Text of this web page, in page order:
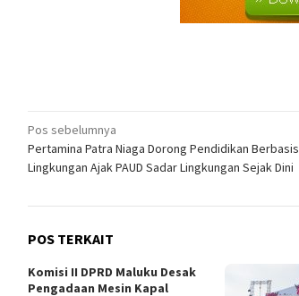
Navigasi
pos
Pos sebelumnya
Pertamina Patra Niaga Dorong Pendidikan Berbasis
Lingkungan Ajak PAUD Sadar Lingkungan Sejak Dini
POS TERKAIT
Komisi II DPRD Maluku Desak
Pengadaan Mesin Kapal